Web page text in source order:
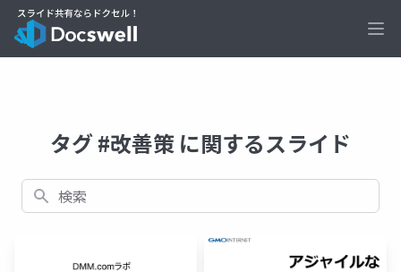
タグ #改善策 に関するスライド
検索